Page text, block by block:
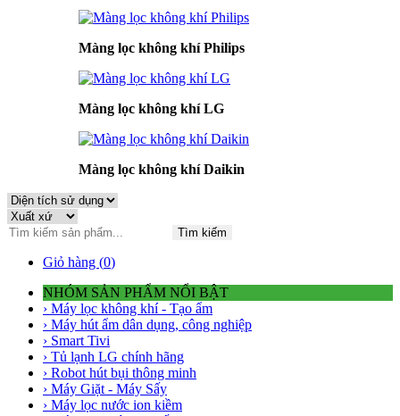
Màng lọc không khí Philips
Màng lọc không khí LG
Màng lọc không khí Daikin
Tìm kiếm
Giỏ hàng (0)
NHÓM SẢN PHẨM NỔI BẬT
› Máy lọc không khí - Tạo ẩm
› Máy hút ẩm dân dụng, công nghiệp
› Smart Tivi
› Tủ lạnh LG chính hãng
› Robot hút bụi thông minh
› Máy Giặt - Máy Sấy
› Máy lọc nước ion kiềm